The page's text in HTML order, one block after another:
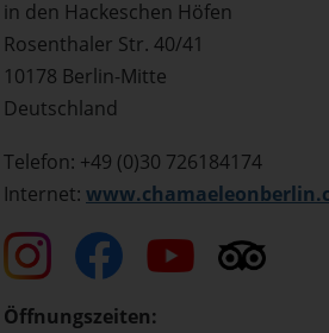
in den Hackeschen Höfen
Rosenthaler Str. 40/41
10178 Berlin-Mitte
Deutschland
Telefon: +49 (0)30 726184174
Internet:
Öffnungszeiten: